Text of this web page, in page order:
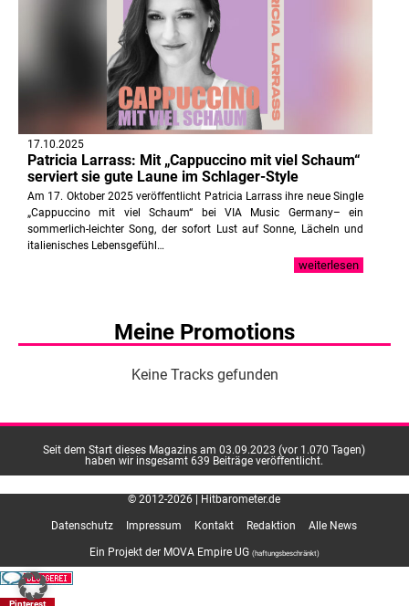
17.10.2025
Patricia Larrass: Mit „Cappuccino mit viel Schaum“
serviert sie gute Laune im Schlager-Style
Am 17. Oktober 2025 veröffentlicht Patricia Larrass ihre neue Single
„Cappuccino mit viel Schaum“ bei VIA Music Germany– ein
sommerlich-leichter Song, der sofort Lust auf Sonne, Lächeln und
italienisches Lebensgefühl…
weiterlesen
Meine Promotions
Keine Tracks gefunden
Seit dem Start dieses Magazins am 03.09.2023 (vor 1.070 Tagen)
haben wir insgesamt 639 Beiträge veröffentlicht.
© 2012-2026 | Hitbarometer.de
Ein Projekt der MOVA Empire UG (haftungsbeschränkt)
Datenschutz Impressum Kontakt Redaktion Alle News
Pinterest